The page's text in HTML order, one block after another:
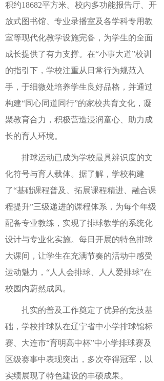
积约18682平方米。校内多功能报告厅、开
放式图书馆、专业录播室及各学科专用教
室等现代化教学设施完备，为学生的全面
成长提供了有力支撑。在“小事大道”校训
的指引下，学校注重从日常行为规范入
手，于细微处培养学生良好品格，并通过
构建“同心同道同行”的家校共育文化，凝
聚教育合力，积极营造浸润童心、助力成
长的育人环境。
排球运动已成为学校最具辨识度的文
化符号与育人载体。据了解，学校构建
了“基础课程普及、拓展课程精进、融合课
程提升”三级递进的课程体系，为每个年级
配备专业教练，实现了排球教学的系统化
设计与专业化实施。每日开展的特色排球
大课间，让学生在充满节奏的活动中感受
运动魅力，“人人会排球、人人爱排球”在
校园内蔚然成风。
扎实的普及工作奠定了优异的竞技基
础，学校排球队在辽宁省中小学排球锦标
赛、大连市“育明高中杯”中小学排球赛及
区级赛事中表现突出，多次夺得冠军，以
实绩展现了特色建设的丰硕成果。